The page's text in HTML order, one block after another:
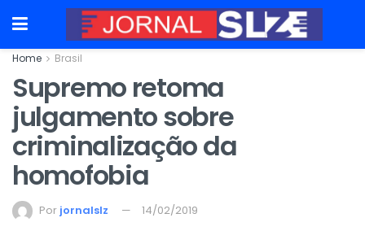
Home Brasil
Supremo retoma
julgamento sobre
criminalização da
homofobia
Por jornalslz 14/02/2019